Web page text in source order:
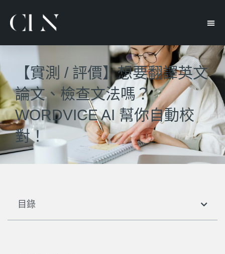
【實測 / 評價】想要翻譯英文
論文、檢查文法嗎？
WORDVICE AI 幫你自動校
對！
目錄